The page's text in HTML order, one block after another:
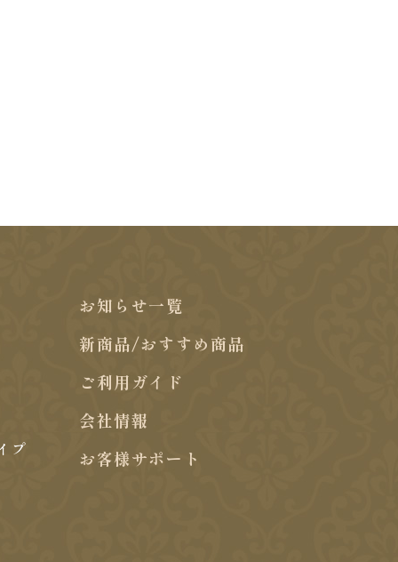
プ
お知らせ一覧
新商品/おすすめ商品
ご利用ガイド
会社情報
お客様サポート